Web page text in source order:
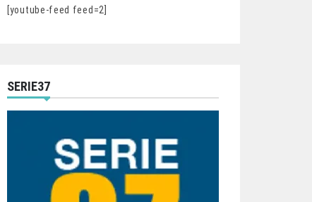
[youtube-feed feed=2]
SERIE37